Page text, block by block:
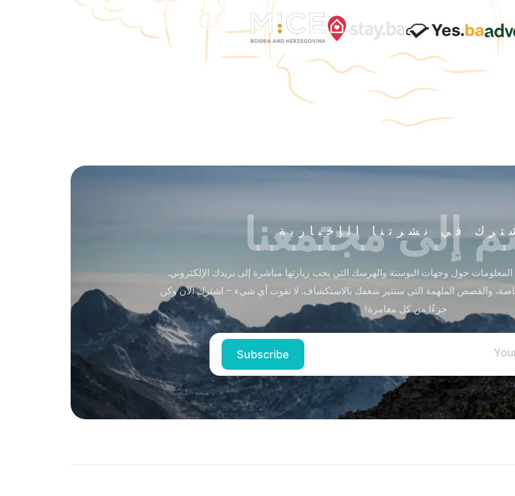
في نشرتنا الإخبارية
إلى مجتمعنا
حول وجهات البوسنة والهرسك التي يجب زيارتها مباشرة إلى بريدك الإلكتروني.
والقصص الملهمة التي ستثير شغفك بالاستكشاف. لا تفوت أي شيء – اشترك الآن وكن
جزءًا من كل مغامرة!